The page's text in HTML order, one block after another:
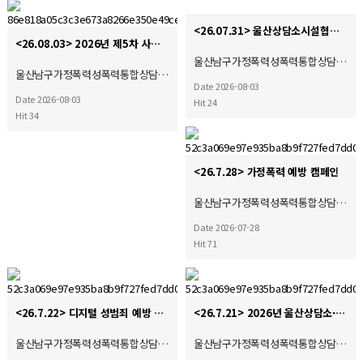
<26.08.03> 2026년 제5차 사회복지현장실습 종결식
울산남구가정폭력성폭력통합상담…
Date 2026-08-03
Hit 34
<26.07.31> 울산상담소시설협의회 디지털성폭력 및 불법촬영 경찰합동캠페인
울산남구가정폭력성폭력통합상담…
Date 2026-08-03
Hit 24
<26.7.28> 가정폭력 예방 캠페인
울산남구가정폭력성폭력통합상담…
Date 2026-07-28
Hit 71
<26.7.22> 디지털 성범죄 예방 캠페인
울산남구가정폭력성폭력통합상담…
<26.7.21> 2026년 울산상담소·시설협의회 제4차 운영위원회 및 간담회 참석
울산남구가정폭력성폭력통합상담…